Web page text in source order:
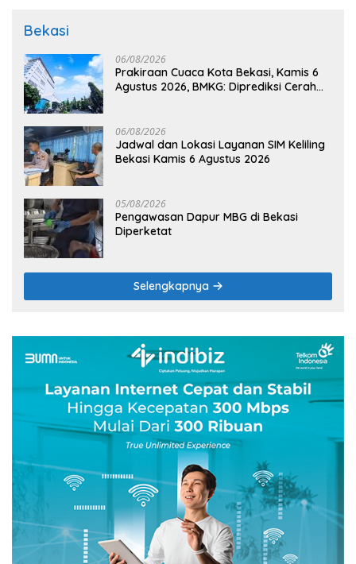
Bekasi
06/08/2026
Prakiraan Cuaca Kota Bekasi, Kamis 6
Agustus 2026, BMKG: Diprediksi Cerah
06/08/2026
Jadwal dan Lokasi Layanan SIM Keliling
Bekasi Kamis 6 Agustus 2026
05/08/2026
Pengawasan Dapur MBG di Bekasi
Diperketat
Selengkapnya